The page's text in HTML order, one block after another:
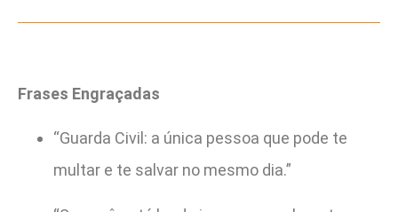
Frases Engraçadas
“Guarda Civil: a única pessoa que pode te
multar e te salvar no mesmo dia.”